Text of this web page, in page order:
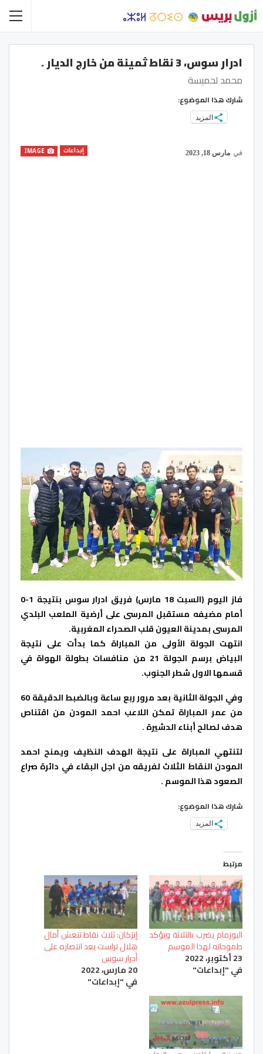
ادرار سوس، 3 نقاط ثمينة من خارج الديار .
محمد لحميسة
شارك هذا الموضوع:
المزيد
إبداعات في مارس 18, 2023
فاز اليوم (السبت 18 مارس) فريق ادرار سوس بنتيجة 1-0
أمام مضيفه مستقبل المرسى على أرضية الملعب البلدي
المرسى بمدينة العيون قلب الصحراء المغربية.
انتهت الجولة الأولى من المباراة كما بدأت على نتيجة
البياض برسم الجولة 21 من منافسات بطولة الهواة في
قسمها الاول شطر الجنوب.
وفي الجولة الثانية بعد مرور ربع ساعة وبالضبط الدقيقة 60
من عمر المباراة تمكن اللاعب احمد المودن من اقتناص
هدف لصالح أبناء الدشيرة .
لتنتهي المباراة على نتيجة الهدف النظيف ويمنح احمد
المودن النقاط الثلاث لفريقه من اجل البقاء في دائرة صراع
الصعود هذا الموسم .
شارك هذا الموضوع:
المزيد
مرتبط
اليوزمام يضرب بالثلاثة ويؤكد
طموحاته لهذا الموسم
23 أكتوبر، 2022
في "إبداعات"
إنزكان: ثلاث نقاط تنعش أمال
هلال تراست بعد انتصاره على
أدرار سوس
20 مارس، 2022
في "إبداعات"